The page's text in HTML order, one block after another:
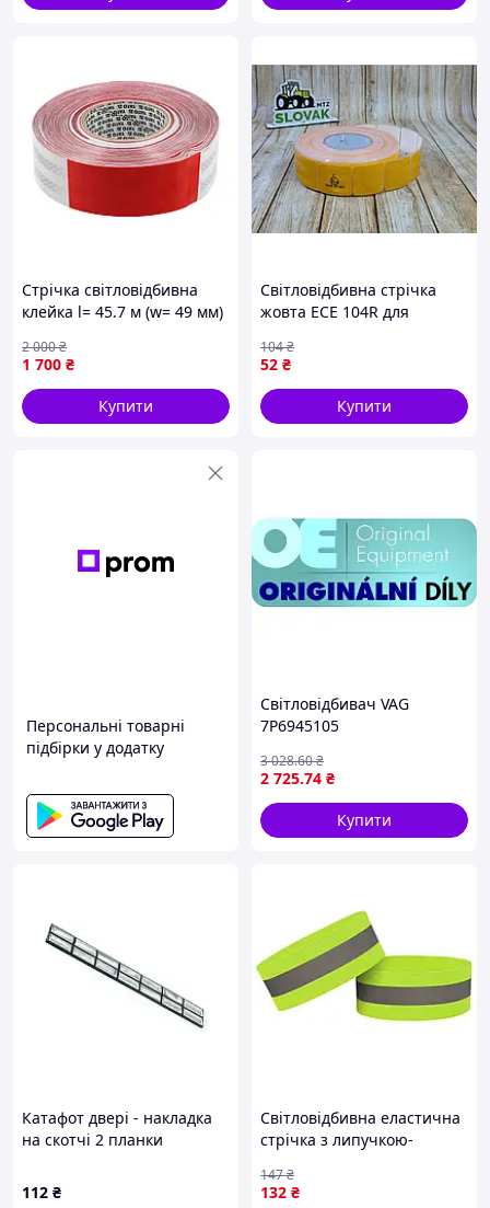
Стрічка світловідбивна
клейка l= 45.7 м (w= 49 мм)
червоно-біла в рулоні Yato
YT-72513
1 700 ₴
2 000₴
Купити
Світловідбивна стрічка
жовта ECE 104R для
висока видимість у темряві
52 ₴
104₴
Купити
Персональні товарні
підбірки у додатку
Світловідбивач VAG
7P6945105
2 725.74 ₴
3 028.60₴
Купити
Катафот двері - накладка
на скотчі 2 планки
Speed Master
112 ₴
Світловідбивна еластична
стрічка з липучкою-
2 шт) GREEN
132 ₴
147₴